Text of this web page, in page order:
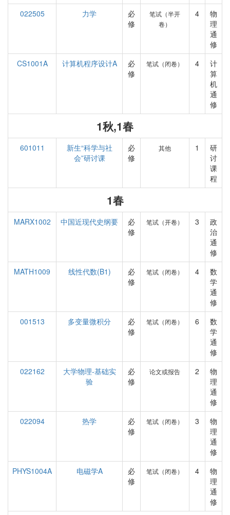
022505
力学
必
修
笔试（半开
卷）
4
物
理
通
修
CS1001A
计算机程序设计A
必
修
笔试（闭卷） 4
计
算
机
通
修
1秋,1春
601011
新生“科学与社
会”研讨课
必
修
其他 1
研
讨
课
程
1春
MARX1002 中国近现代史纲要
必
修
笔试（开卷） 3
政
治
通
修
MATH1009
线性代数(B1)
必
修
笔试（闭卷） 4
数
学
通
修
001513
多变量微积分
必
修
笔试（闭卷） 6
数
学
通
修
022162
大学物理-基础实
验
必
修
论文或报告 2
物
理
通
修
022094
热学
必
修
笔试（闭卷） 3
物
理
通
修
PHYS1004A
电磁学A
必
修
笔试（闭卷） 4
物
理
通
修